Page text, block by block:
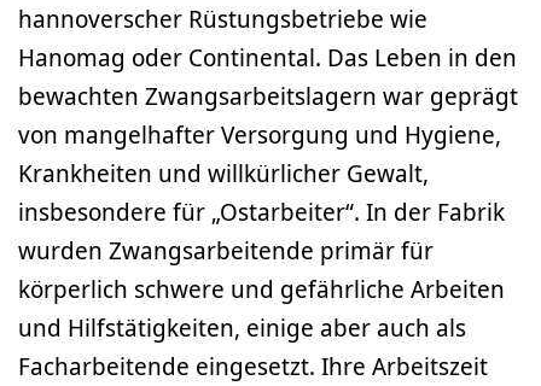
hannoverscher Rüstungsbetriebe wie
Hanomag oder Continental. Das Leben in den
bewachten Zwangsarbeitslagern war geprägt
von mangelhafter Versorgung und Hygiene,
Krankheiten und willkürlicher Gewalt,
insbesondere für „Ostarbeiter“. In der Fabrik
wurden Zwangsarbeitende primär für
körperlich schwere und gefährliche Arbeiten
und Hilfstätigkeiten, einige aber auch als
Facharbeitende eingesetzt. Ihre Arbeitszeit